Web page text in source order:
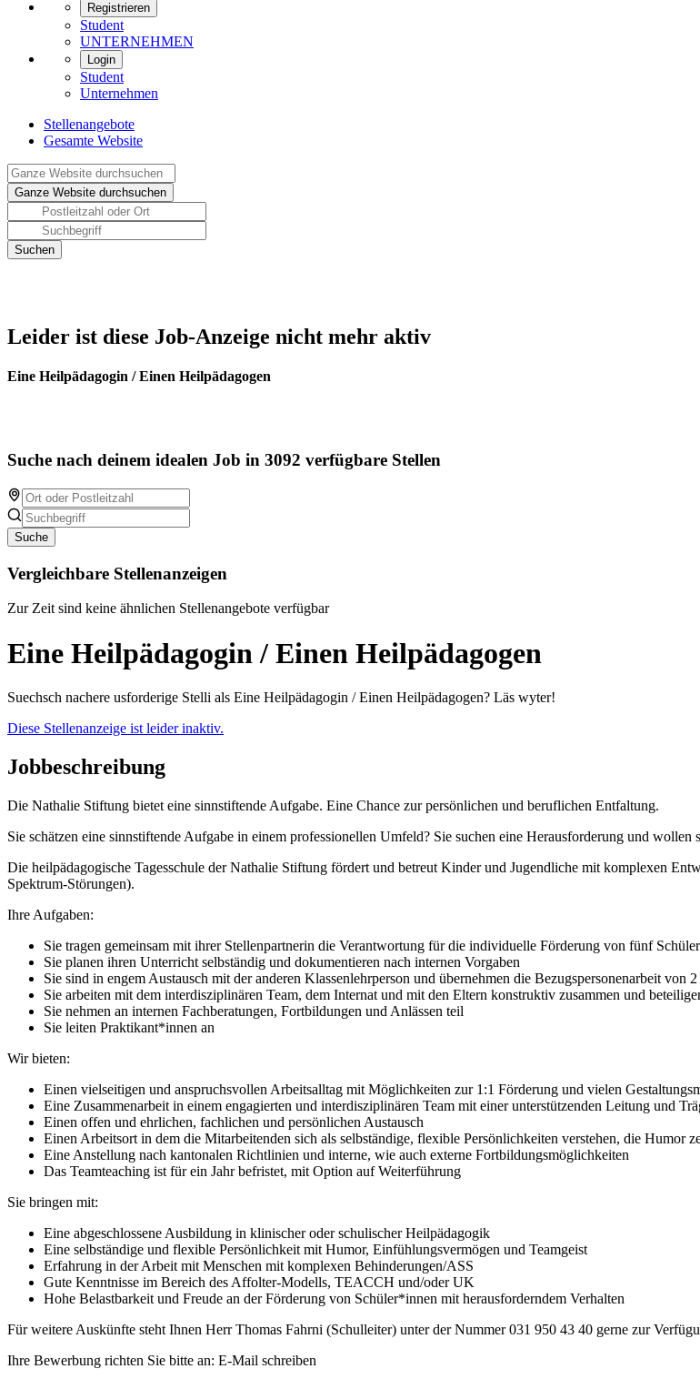
Registrieren
Student
UNTERNEHMEN
Login
Student
Unternehmen
Stellenangebote
Gesamte Website
Leider ist diese Job-Anzeige nicht mehr aktiv
Eine Heilpädagogin / Einen Heilpädagogen
Suche nach deinem idealen Job in 3092 verfügbare Stellen
Suche
Vergleichbare Stellenanzeigen
Zur Zeit sind keine ähnlichen Stellenangebote verfügbar
Eine Heilpädagogin / Einen Heilpädagogen
Suechsch nachere usforderige Stelli als Eine Heilpädagogin / Einen Heilpädagogen? Läs wyter!
Diese Stellenanzeige ist leider inaktiv.
Jobbeschreibung
Die Nathalie Stiftung bietet eine sinnstiftende Aufgabe. Eine Chance zur persönlichen und beruflichen Entfaltung.
Sie schätzen eine sinnstiftende Aufgabe in einem professionellen Umfeld? Sie suchen eine Herausforderung und
Die heilpädagogische Tagesschule der Nathalie Stiftung fördert und betreut Kinder und Jugendliche mit komplexen
Spektrum-Störungen).
Ihre Aufgaben:
Sie tragen gemeinsam mit ihrer Stellenpartnerin die Verantwortung für die individuelle Förderung von fünf
Sie planen ihren Unterricht selbständig und dokumentieren nach internen Vorgaben
Sie sind in engem Austausch mit der anderen Klassenlehrperson und übernehmen die Bezugspersonenarbeit von
Sie arbeiten mit dem interdisziplinären Team, dem Internat und mit den Eltern konstruktiv zusammen und
Sie nehmen an internen Fachberatungen, Fortbildungen und Anlässen teil
Sie leiten Praktikant*innen an
Wir bieten:
Einen vielseitigen und anspruchsvollen Arbeitsalltag mit Möglichkeiten zur 1:1 Förderung und vielen
Eine Zusammenarbeit in einem engagierten und interdisziplinären Team mit einer unterstützenden Leitung und
Einen offen und ehrlichen, fachlichen und persönlichen Austausch
Einen Arbeitsort in dem die Mitarbeitenden sich als selbständige, flexible Persönlichkeiten verstehen, die Humor
Eine Anstellung nach kantonalen Richtlinien und interne, wie auch externe Fortbildungsmöglichkeiten
Das Teamteaching ist für ein Jahr befristet, mit Option auf Weiterführung
Sie bringen mit:
Eine abgeschlossene Ausbildung in klinischer oder schulischer Heilpädagogik
Eine selbständige und flexible Persönlichkeit mit Humor, Einfühlungsvermögen und Teamgeist
Erfahrung in der Arbeit mit Menschen mit komplexen Behinderungen/ASS
Gute Kenntnisse im Bereich des Affolter-Modells, TEACCH und/oder UK
Hohe Belastbarkeit und Freude an der Förderung von Schüler*innen mit herausforderndem Verhalten
Für weitere Auskünfte steht Ihnen Herr Thomas Fahrni (Schulleiter) unter der Nummer 031 950 43 40 gerne zur
Ihre Bewerbung richten Sie bitte an: E-Mail schreiben